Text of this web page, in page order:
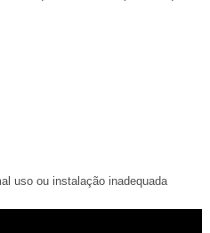
uso ou instalação inadequada